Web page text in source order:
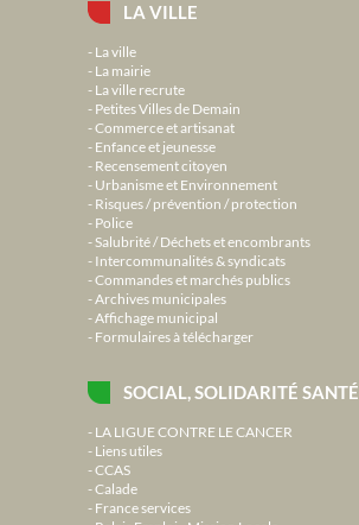
LA VILLE
La ville
La mairie
La ville recrute
Petites Villes de Demain
Commerce et artisanat
Enfance et jeunesse
Recensement citoyen
Urbanisme et Environnement
Risques / prévention / protection
Police
Salubrité / Déchets et encombrants
Intercommunalités & syndicats
Commandes et marchés publics
Archives municipales
Affichage municipal
Formulaires à télécharger
SOCIAL, SOLIDARITÉ SANTÉ
LA LIGUE CONTRE LE CANCER
Liens utiles
CCAS
Calade
France services